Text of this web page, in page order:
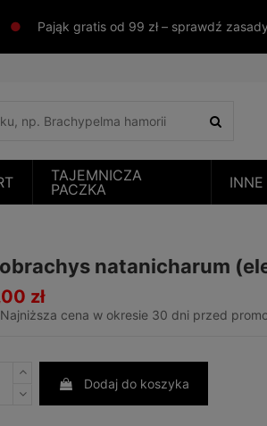
● Pająk gratis od 99 zł – sprawdź zasady
TAJEMNICZA
PACZKA
natanicharum
zł
Najniższa cena w okresie 30 dni przed
Dodaj do koszyka